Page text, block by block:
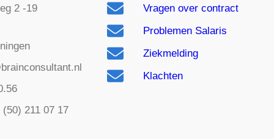
2 -19
(50) 211 07 17
Vragen over contract
Problemen Salaris
Ziekmelding
Klachten